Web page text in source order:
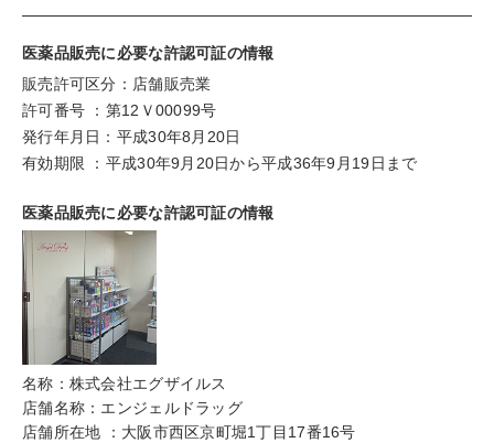
医薬品販売に必要な許認可証の情報
販売許可区分：店舗販売業
許可番号 ：第12Ｖ00099号
発行年月日：平成30年8月20日
有効期限 ：平成30年9月20日から平成36年9月19日まで
医薬品販売に必要な許認可証の情報
名称：株式会社エグザイルス
店舗名称：エンジェルドラッグ
店舗所在地 ：大阪市西区京町堀1丁目17番16号